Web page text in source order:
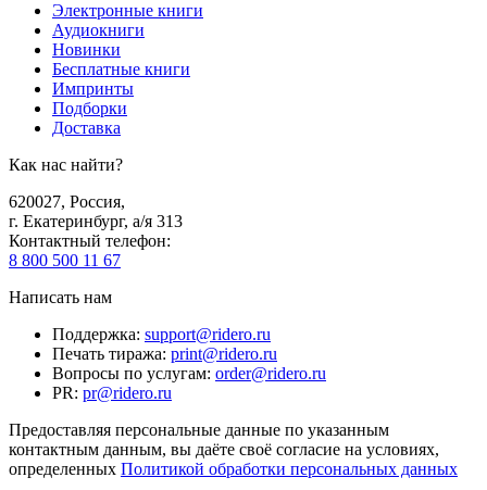
Электронные книги
Аудиокниги
Новинки
Бесплатные книги
Импринты
Подборки
Доставка
Как нас найти?
620027, Россия,
г. Екатеринбург, а/я 313
Контактный телефон:
8 800 500 11 67
Написать нам
Поддержка: support@ridero.ru
Печать тиража: print@ridero.ru
Вопросы по услугам: order@ridero.ru
PR: pr@ridero.ru
Предоставляя персональные данные по указанным
контактным данным, вы даёте своё согласие на условиях,
определенных Политикой обработки персональных данных